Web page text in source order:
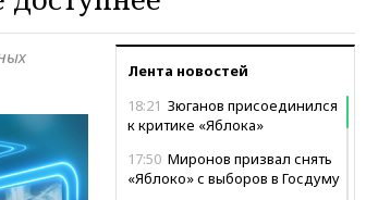
Лента новостей
18:21 Зюганов присоединился
к критике «Яблока»
17:50 Миронов призвал снять
«Яблоко» с выборов в Госдуму